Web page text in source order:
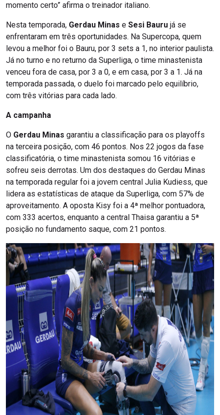
momento certo” afirma o treinador italiano.
Nesta temporada, Gerdau Minas e Sesi Bauru já se
enfrentaram em três oportunidades. Na Supercopa, quem
levou a melhor foi o Bauru, por 3 sets a 1, no interior paulista.
Já no turno e no returno da Superliga, o time minastenista
venceu fora de casa, por 3 a 0, e em casa, por 3 a 1. Já na
temporada passada, o duelo foi marcado pelo equilíbrio,
com três vitórias para cada lado.
A campanha
O Gerdau Minas garantiu a classificação para os playoffs
na terceira posição, com 46 pontos. Nos 22 jogos da fase
classificatória, o time minastenista somou 16 vitórias e
sofreu seis derrotas. Um dos destaques do Gerdau Minas
na temporada regular foi a jovem central Julia Kudiess, que
lidera as estatísticas de ataque da Superliga, com 57% de
aproveitamento. A oposta Kisy foi a 4ª melhor pontuadora,
com 333 acertos, enquanto a central Thaisa garantiu a 5ª
posição no fundamento saque, com 21 pontos.